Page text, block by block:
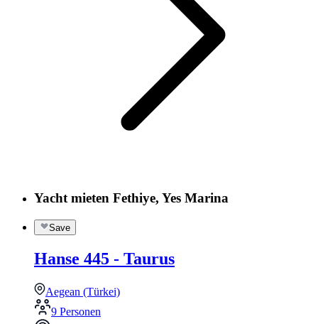
Yacht mieten Fethiye, Yes Marina
Save
Hanse 445 - Taurus
Aegean (Türkei)
9 Personen